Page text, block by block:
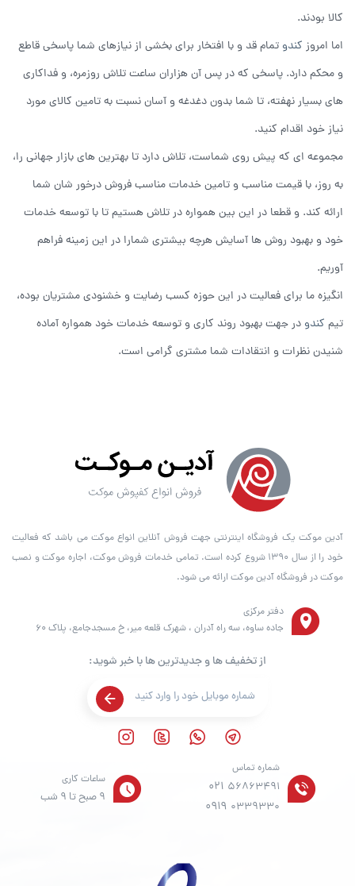
کالا بودند.
اما امروز کندو تمام قد و با افتخار برای بخشی از نیازهای شما پاسخی قاطع
و محکم دارد. پاسخی که در پس آن هزاران ساعت تلاش روزمره، و فداکاری
های بسیار نهفته، تا شما بدون دغدغه و آسان نسبت به تامین کالای مورد
نیاز خود اقدام کنید.
مجموعه ای که پیش روی شماست، تلاش دارد تا بهترین های بازار جهانی را،
به روز، با قیمت مناسب و تامین خدمات مناسب فروش درخور شان شما
ارائه کند. و قطعا در این بین همواره در تلاش هستیم تا با توسعه خدمات
خود و بهبود روش ها آسایش هرچه بیشتری شمارا در این زمینه فراهم
آوریم.
انگیزه ما برای فعالیت در این حوزه کسب رضایت و خشنودی مشتریان بوده،
تیم کندو در جهت بهبود روند کاری و توسعه خدمات خود همواره آماده
شنیدن نظرات و انتقادات شما مشتری گرامی است.
آدین موکت یک فروشگاه اینترنتی جهت فروش آنلاین انواع موکت می باشد که فعالیت
خود را از سال ۱۳۹۰ شروع کرده است. تمامی خدمات فروش موکت، اجاره موکت و نصب
موکت در فروشگاه آدین موکت ارائه می شود.
شماره تماس
021 56863491
0919 0339330
ساعات کاری
9 صبح تا 9 شب
دفتر مرکزی
جاده ساوه، سه راه آدران ، شهرک قلعه میر، خ مسجدجامع، پلاک 60
از تخفیف ها و جدیدترین ها با خبر شوید: